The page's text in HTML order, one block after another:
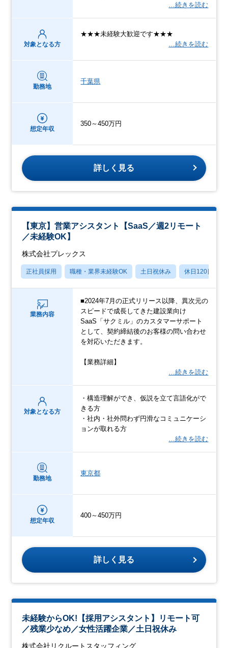
…続きを読む
対象となる方
★★★未経験大歓迎です★★★
…続きを読む
勤務地
千葉県
想定年収
350～450万円
詳しく見る
【東京】営業アシスタント【SaaS／週2リモート
／未経験OK】
株式会社プレックス
正社員採用 職種・業界未経験OK 土日祝休み 休日120日以上
業務内容
■2024年7月の正式リリース以降、異次元の
スピードで成長してきた建設業向け
SaaS「サクミル」のカスタマーサポート
として、契約締結後のお客様の問い合わせ
を対応いただきます。
【業務詳細】
…続きを読む
対象となる方
・構造理解ができ、仮説を立て言語化がで
きる方
・社内・社外問わず円滑なコミュニケーシ
ョンが取れる方
…続きを読む
勤務地
東京都
想定年収
400～450万円
詳しく見る
未経験からOK!【採用アシスタント】リモート可
／残業少なめ／女性活躍企業／土日祝休み
株式会社リクルートスタッフィング